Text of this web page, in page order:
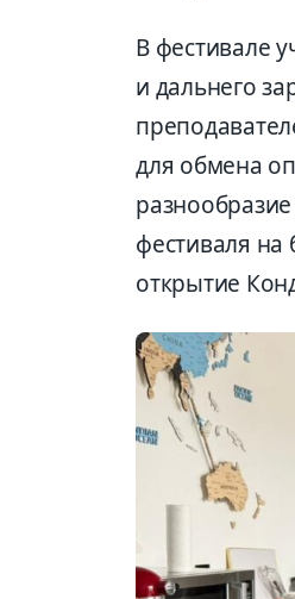
В фестивале
и дальнего
для обмена
фестиваля на
открытие